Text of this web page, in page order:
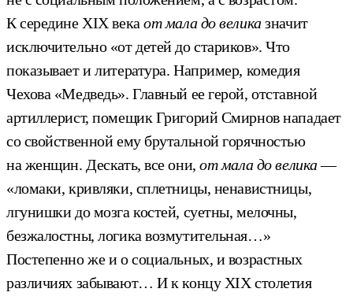
К середине XIX века от мала до великазначит
исключительно «от детей до стариков». Что
показывает и литература. Например, комедия
Чехова «Медведь». Главный ее герой, отставной
артиллерист, помещик Григорий Смирнов нападает
со свойственной ему брутальной горячностью
на женщин. Дескать, все они, от мала до велика—
«ломаки, кривляки, сплетницы, ненавистницы,
лгунишки до мозга костей, суетны, мелочны,
безжалостны, логика возмутительная…»
Постепенно же и о социальных, и возрастных
различиях забывают… И к концу XIX столетия